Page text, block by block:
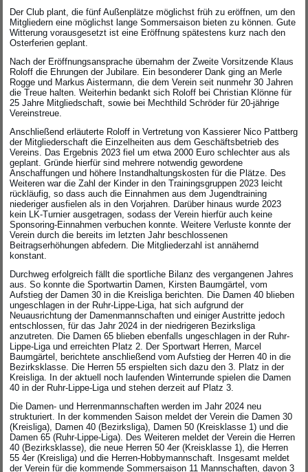
Der Club plant, die fünf Außenplätze möglichst früh zu eröffnen, um den
Mitgliedern eine möglichst lange Sommersaison bieten zu können. Gute
Witterung vorausgesetzt ist eine Eröffnung spätestens kurz nach den
Osterferien geplant.
Nach der Eröffnungsansprache übernahm der Zweite Vorsitzende Klaus
Roloff die Ehrungen der Jubilare. Ein besonderer Dank ging an Merle
Rogge und Markus Aistermann, die dem Verein seit nunmehr 30 Jahren
die Treue halten. Weiterhin bedankt sich Roloff bei Christian Klönne für
25 Jahre Mitgliedschaft, sowie bei Mechthild Schröder für 20-jährige
Vereinstreue.
Anschließend erläuterte Roloff in Vertretung von Kassierer Nico Pattberg
der Mitgliederschaft die Einzelheiten aus dem Geschäftsbetrieb des
Vereins. Das Ergebnis 2023 fiel um etwa 2000 Euro schlechter aus als
geplant. Gründe hierfür sind mehrere notwendig gewordene
Anschaffungen und höhere Instandhaltungskosten für die Plätze. Des
Weiteren war die Zahl der Kinder in den Trainingsgruppen 2023 leicht
rückläufig, so dass auch die Einnahmen aus dem Jugendtraining
niederiger ausfielen als in den Vorjahren. Darüber hinaus wurde 2023
kein LK-Turnier ausgetragen, sodass der Verein hierfür auch keine
Sponsoring-Einnahmen verbuchen konnte. Weitere Verluste konnte der
Verein durch die bereits im letzten Jahr beschlossenen
Beitragserhöhungen abfedern. Die Mitgliederzahl ist annähernd
konstant.
Durchweg erfolgreich fällt die sportliche Bilanz des vergangenen Jahres
aus. So konnte die Sportwartin Damen, Kirsten Baumgärtel, vom
Aufstieg der Damen 30 in die Kreisliga berichten. Die Damen 40 blieben
ungeschlagen in der Ruhr-Lippe-Liga, hat sich aufgrund der
Neuausrichtung der Damenmannschaften und einiger Austritte jedoch
entschlossen, für das Jahr 2024 in der niedrigeren Bezirksliga
anzutreten. Die Damen 65 blieben ebenfalls ungeschlagen in der Ruhr-
Lippe-Liga und erreichten Platz 2. Der Sportwart Herren, Marcel
Baumgärtel, berichtete anschließend vom Aufstieg der Herren 40 in die
Bezirksklasse. Die Herren 55 erspielten sich dazu den 3. Platz in der
Kreisliga. In der aktuell noch laufenden Winterrunde spielen die Damen
40 in der Ruhr-Lippe-Liga und stehen derzeit auf Platz 3.
Die Damen- und Herrenmannschaften werden im Jahr 2024 neu
strukturiert. In der kommenden Saison meldet der Verein die Damen 30
(Kreisliga), Damen 40 (Bezirksliga), Damen 50 (Kreisklasse 1) und die
Damen 65 (Ruhr-Lippe-Liga). Des Weiteren meldet der Verein die Herren
40 (Bezirksklasse), die neue Herren 50 4er (Kreisklasse 1), die Herren
55 4er (Kreisliga) und die Herren-Hobbymannschaft. Insgesamt meldet
der Verein für die kommende Sommersaison 11 Mannschaften, davon 3